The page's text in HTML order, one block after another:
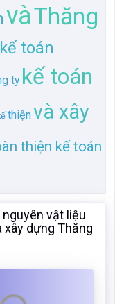
vàThăng
toán
ty kế toán
thiệnvà xây
thiện kế toán
vật liệu
xây dựng Thăng